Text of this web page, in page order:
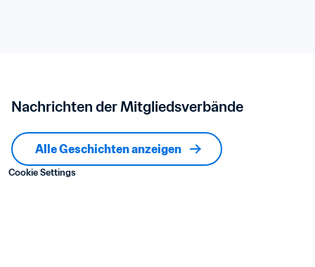
Nachrichten der Mitgliedsverbände
Alle Geschichten anzeigen
Cookie Settings